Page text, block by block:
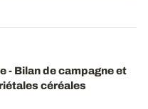
- Bilan de campagne et
céréales